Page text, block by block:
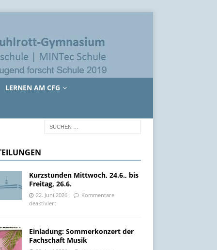
LERNEN AM CFG
Kurzstunden Mittwoch, 24.6., bis
Freitag, 26.6.
22. Juni 2026
Kommentare
deaktiviert
Einladung: Sommerkonzert der
Fachschaft Musik